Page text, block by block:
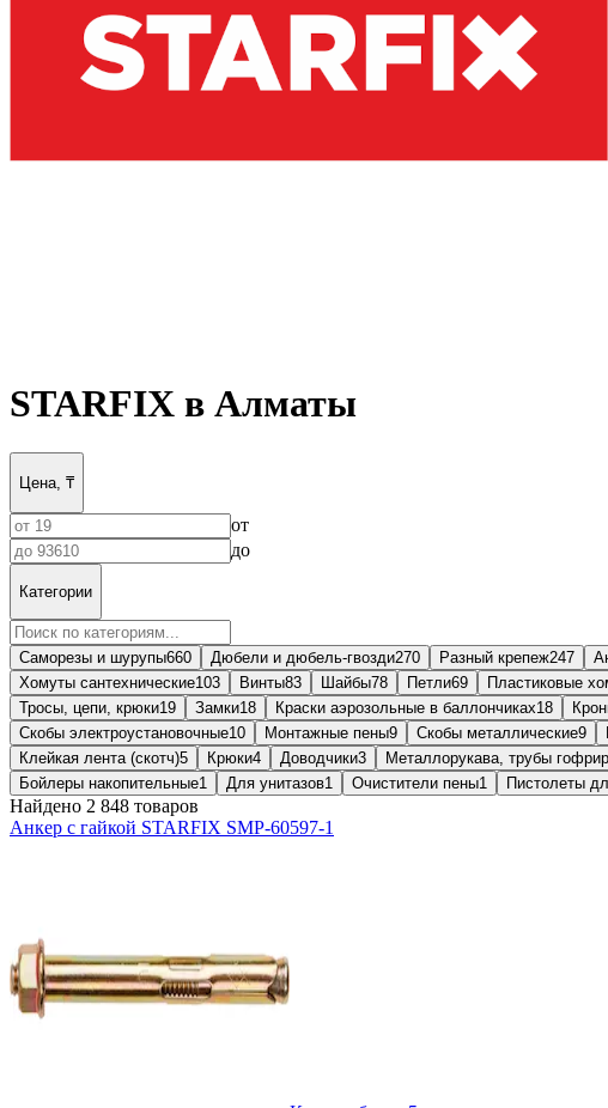
STARFIX в Алматы
Цена, ₸
от
до
Категории
Саморезы и шурупы660 Дюбели и дюбель-гвозди270 Разный крепеж247
Хомуты сантехнические103 Винты83 Шайбы78 Петли69 Пластиковые
Тросы, цепи, крюки19 Замки18 Краски аэрозольные в баллончиках18
Скобы электроустановочные10 Монтажные пены9 Скобы металлические9
Клейкая лента (скотч)5 Крюки4 Доводчики3 Металлорукава, трубы
Бойлеры накопительные1 Для унитазов1 Очистители пены1 Пистолеты
Найдено 2 848 товаров
Анкер с гайкой STARFIX SMP-60597-1